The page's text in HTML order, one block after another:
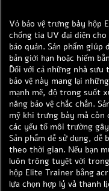
Vỏ bảo vệ trưng bày hộp
chống tia UV đại diện
bảo quản. Sản phẩm
bản giới hạn hoặc hiếm
Đối với cả những nhà sưu
bảo vệ này mang lại
mạnh mẽ, độ trong suốt
năng bảo vệ chắc chắn.
mỹ khi trưng bày mà còn
các yếu tố môi trường
Sản phẩm dễ sử dụng, dễ
theo thời gian. Nếu bạn
luôn trông tuyệt vời
hộp Elite Trainer bằng
lựa chọn hợp lý và thanh